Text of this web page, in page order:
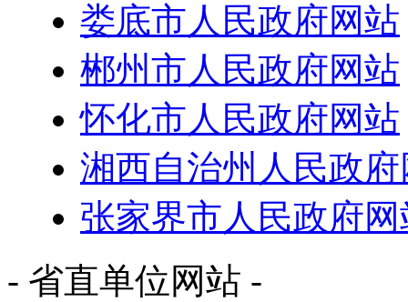
娄底市人民政府网站
郴州市人民政府网站
怀化市人民政府网站
湘西自治州人民政
张家界市人民政府网
- 省直单位网站 -